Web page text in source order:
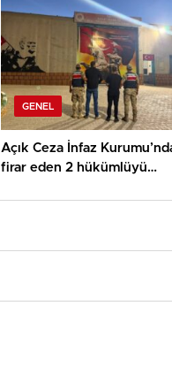
GENEL
Açık Ceza İnfaz
firar eden 2 hükümlüyü